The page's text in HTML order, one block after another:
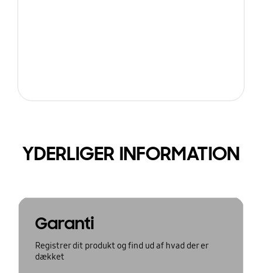
YDERLIGER INFORMATION
Garanti
Registrer dit produkt og find ud af hvad der er
dækket